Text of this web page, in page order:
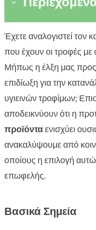
 Τι είναι τα φυσικά
 Πλεονεκτήματα
 Βασικές
 Πώς να επιλέγεις

Ο ρόλος των
του
Φυσικές τροφές
Τροφές με φυσικά
μαλλιά
Επιλέγοντας
 Πώς οι φυσικές
τροφών
Έχετε αναλογιστεί τον
που έχουν οι τροφές με
Μήπως η έλξη μας προς
επιδίωξη για την
υγιεινών τροφίμων;
αποδεικνύουν ότι η
προϊόνταενισχύει
ανακαλύψουμε από
οποίους η επιλογή
επωφελής.
Βασικά Σημεία